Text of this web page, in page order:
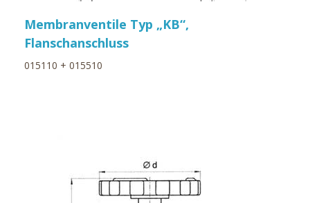
Membranventile Typ „KB“,
Flanschanschluss
015110 + 015510